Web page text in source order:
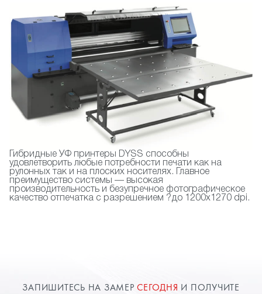
Гибридные УФ принтеры DYSS способны
удовлетворить любые потребности печати как на
рулонных так и на плоских носителях. Главное
преимущество системы — высокая
производительность и безупречное фотографическое
качество отпечатка с разрешением ?до 1200х1270 dpi.
ЗАПИШИТЕСЬ НА ЗАМЕРСЕГОДНЯ И ПОЛУЧИТЕ